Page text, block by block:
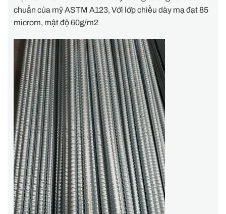
chuẩn của mỹ ASTM A123, Với lớp chiều dày mạ đạt 85
microm, mật độ 60g/m2